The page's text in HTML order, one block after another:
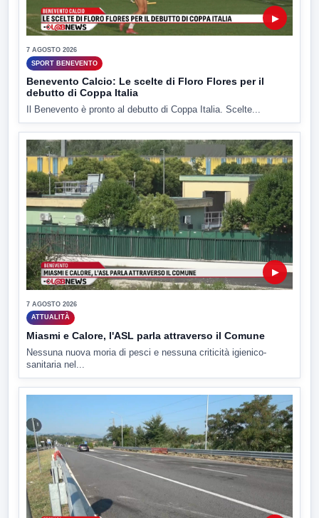
▶
7 AGOSTO 2026
SPORT BENEVENTO
Benevento Calcio: Le scelte di Floro Flores per il
debutto di Coppa Italia
Il Benevento è pronto al debutto di Coppa Italia. Scelte...
▶
7 AGOSTO 2026
ATTUALITÀ
Miasmi e Calore, l'ASL parla attraverso il Comune
Nessuna nuova moria di pesci e nessuna criticità igienico-
sanitaria nel...